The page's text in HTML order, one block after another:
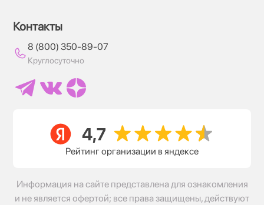
Контакты
8 (800) 350-89-07
Круглосуточно
Рейтинг организации в яндексе
Информация на сайте представлена для ознакомления
и не является офертой; все права защищены, действуют